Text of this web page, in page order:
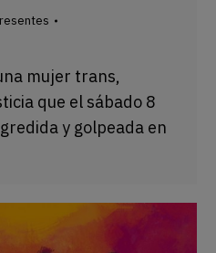
mujer trans,
que el sábado 8
y golpeada en